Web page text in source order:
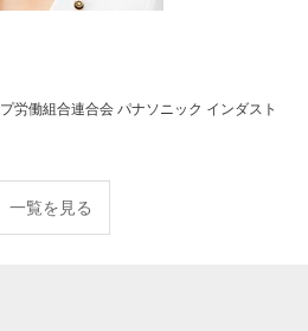
労働組合連合会 パナソニック インダスト
一覧を見る